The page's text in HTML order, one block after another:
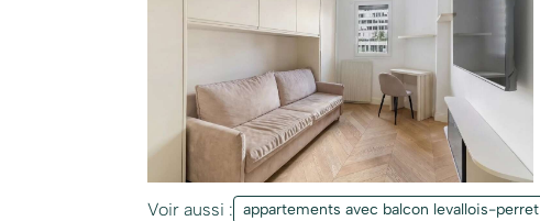
Voir aussi : appartements avec balcon levallois-perret